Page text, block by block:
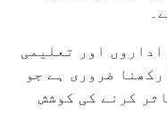
اور تعلیمی
ضروری ہے جو
کرنے کی کوشش